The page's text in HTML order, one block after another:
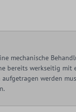
mechanische
bereits werkseitig mit
werden